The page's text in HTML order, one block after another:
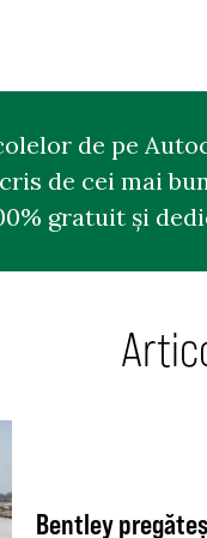
de pe
de cei mai
gratuit și
Bentley